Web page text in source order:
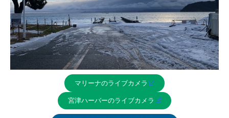
マリーナのライブカメラ
宮津ハーバーのライブカメラ